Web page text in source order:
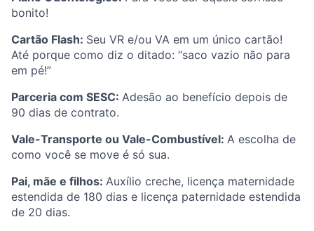
bonito!
Cartão Flash: Seu VR e/ou VA em um único cartão!
Até porque como diz o ditado: “saco vazio não para
em pé!”
Parceria com SESC: Adesão ao benefício depois de
90 dias de contrato.
Vale-Transporte ou Vale-Combustível: A escolha de
como você se move é só sua.
Pai, mãe e filhos: Auxílio creche, licença maternidade
estendida de 180 dias e licença paternidade estendida
de 20 dias.